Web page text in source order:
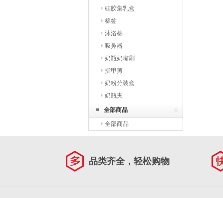
硅胶集乳盒
棉签
沐浴棉
吸鼻器
奶瓶奶嘴刷
指甲剪
奶粉分装盒
奶瓶夹
全部商品
全部商品
品类齐全，轻松购物